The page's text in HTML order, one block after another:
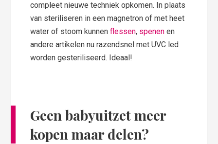
compleet nieuwe techniek opkomen. In plaats
van steriliseren in een magnetron of met heet
water of stoom kunnenflessen, spenen en
andere artikelen nu razendsnel met UVC led
worden gesteriliseerd. Ideaal!
Geen babyuitzet meer
kopen maar delen?